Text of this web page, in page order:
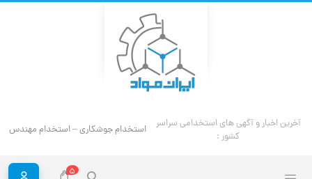
آخرین اخبار و آگهی های استخدامی سراسر
کشور :
استخدام جوشکاری – استخدام مهندس
5